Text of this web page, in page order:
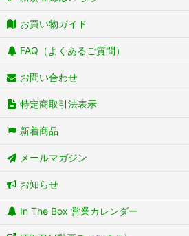
お買い物ガイド
FAQ（よくあるご質問）
お問い合わせ
特定商取引法表示
新着商品
メールマガジン
お知らせ
In The Box 営業カレンダー